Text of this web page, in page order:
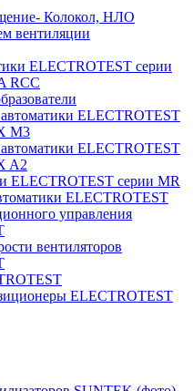
Колокол, НЛО
вентиляции
ELECTROTEST серии
RCC
ELECTROTEST
M3
ELECTROTEST
A2
ELECTROTEST серии MR
ELECTROTEST
управления
вентиляторов
ELECTROTEST